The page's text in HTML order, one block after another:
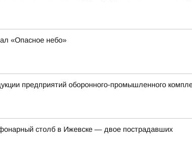
«Опасное небо»
предприятий оборонного-промышленного
столб в Ижевске — двое пострадавших